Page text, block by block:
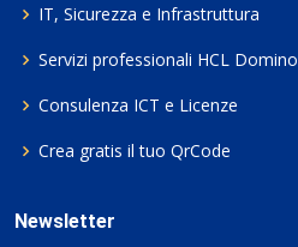
IT, Sicurezza e Infrastruttura
Servizi professionali HCL Domino
Consulenza ICT e Licenze
Crea gratis il tuo QrCode
Newsletter